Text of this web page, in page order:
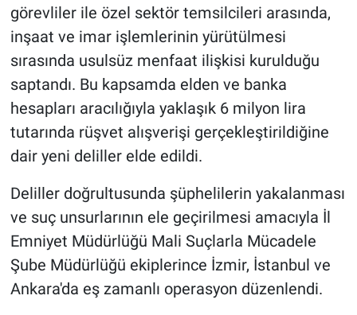
görevliler ile özel sektör temsilcileri arasında,
inşaat ve imar işlemlerinin yürütülmesi
sırasında usulsüz menfaat ilişkisi kurulduğu
saptandı. Bu kapsamda elden ve banka
hesapları aracılığıyla yaklaşık 6 milyon lira
tutarında rüşvet alışverişi gerçekleştirildiğine
dair yeni deliller elde edildi.
Deliller doğrultusunda şüphelilerin yakalanması
ve suç unsurlarının ele geçirilmesi amacıyla İl
Emniyet Müdürlüğü Mali Suçlarla Mücadele
Şube Müdürlüğü ekiplerince İzmir, İstanbul ve
Ankara'da eş zamanlı operasyon düzenlendi.